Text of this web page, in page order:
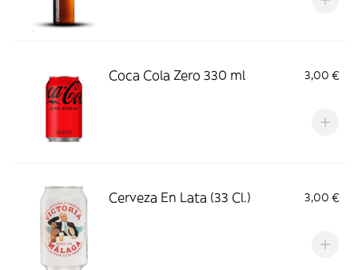
Coca Cola Zero 330 ml
3,00 €
Cerveza En Lata (33 Cl.)
3,00 €